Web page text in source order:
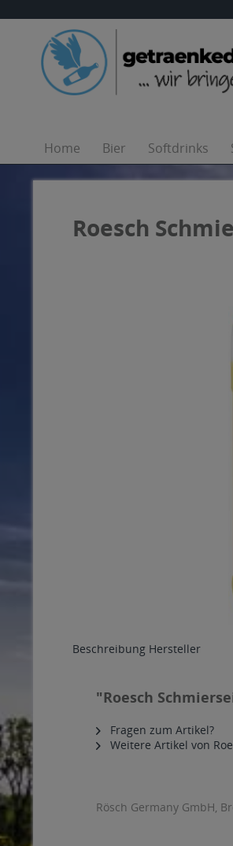
Home Bier Softdrinks
Roesch
Beschreibung Hersteller
"Roesch
Fragen zum Artikel?
Weitere Artikel von
Rösch Germany GmbH,